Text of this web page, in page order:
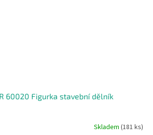
60020 Figurka stavební dělník
Skladem (181 ks)